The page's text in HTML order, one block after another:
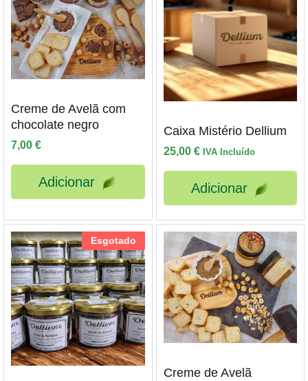
Creme de Avelã com
chocolate negro
7,00 €
Adicionar
Caixa Mistério Dellium
25,00 € IVA Incluído
Adicionar
Esgotado
Creme de Avelã